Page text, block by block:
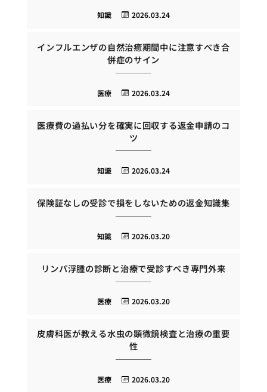
2026.03.24
知識
インフルエンザの自然治癒期間中に注意すべき合
併症のサイン
2026.03.24
医療
医療費の過払い分を確実に回収する返金申請のコ
ツ
2026.03.24
知識
保険証なしの受診で損をしないための返金知識集
2026.03.20
知識
リンパ浮腫の診断と治療で受診すべき専門外来
2026.03.20
医療
皮膚科医が教える水虫の顕微鏡検査と治療の重要
性
2026.03.20
医療